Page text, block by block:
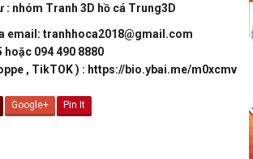
: nhóm Tranh 3D hồ cá Trung3D
email: tranhhoca2018@gmail.com
hoặc 094 490 8880
, TikTOK ) : https://bio.ybai.me/m0xcmv
Google+ Pin It